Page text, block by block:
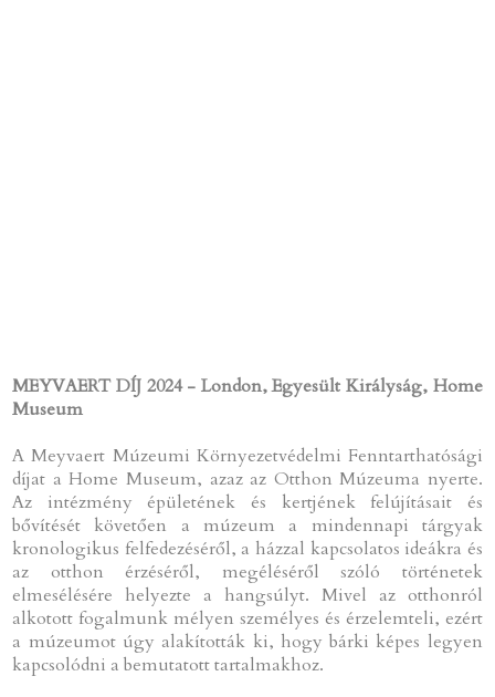
MEYVAERT DÍJ 2024 - London, Egyesült Királyság, Home
Museum
A Meyvaert Múzeumi Környezetvédelmi Fenntarthatósági
díjat a Home Museum, azaz az Otthon Múzeuma nyerte.
Az intézmény épületének és kertjének felújításait és
bővítését követően a múzeum a mindennapi tárgyak
kronologikus felfedezéséről, a házzal kapcsolatos ideákra és
az otthon érzéséről, megéléséről szóló történetek
elmesélésére helyezte a hangsúlyt. Mivel az otthonról
alkotott fogalmunk mélyen személyes és érzelemteli, ezért
a múzeumot úgy alakították ki, hogy bárki képes legyen
kapcsolódni a bemutatott tartalmakhoz.